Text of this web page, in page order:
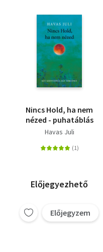
Nincs Hold, ha nem
nézed - puhatáblás
Havas Juli
Előjegyezhető
Előjegyzem